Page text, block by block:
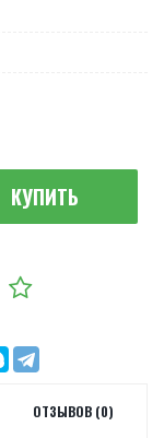
КУПИТЬ
ОТЗЫВОВ (0)